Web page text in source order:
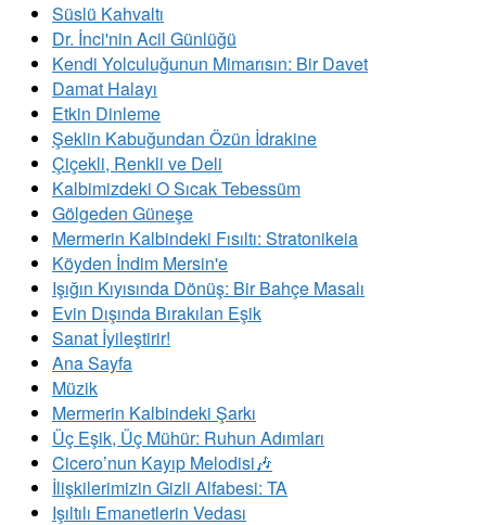
Süslü Kahvaltı
Dr. İnci'nin Acil Günlüğü
Kendi Yolculuğunun Mimarısın: Bir Davet
Damat Halayı
Etkin Dinleme
Şeklin Kabuğundan Özün İdrakine
Çiçekli, Renkli ve Deli
Kalbimizdeki O Sıcak Tebessüm
Gölgeden Güneşe
Mermerin Kalbindeki Fısıltı: Stratonikeia
Köyden İndim Mersin'e
Işığın Kıyısında Dönüş: Bir Bahçe Masalı
Evin Dışında Bırakılan Eşik
Sanat İyileştirir!
Ana Sayfa
Müzik
Mermerin Kalbindeki Şarkı
Üç Eşik, Üç Mühür: Ruhun Adımları
Cicero’nun Kayıp Melodisi🎶
İlişkilerimizin Gizli Alfabesi: TA
​Işıltılı Emanetlerin Vedası